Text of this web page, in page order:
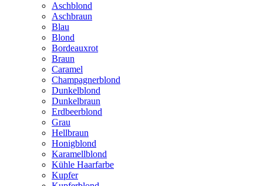
Aschblond
Aschbraun
Blau
Blond
Bordeauxrot
Braun
Caramel
Champagnerblond
Dunkelblond
Dunkelbraun
Erdbeerblond
Grau
Hellbraun
Honigblond
Karamellblond
Kühle Haarfarbe
Kupfer